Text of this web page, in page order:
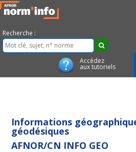
Recherche :
Accédez
aux tutoriels
Informations
géodésiques
AFNOR/CN INFO GEO